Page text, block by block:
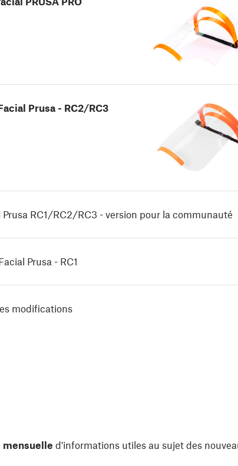
Prusa - RC2/RC3
RC1/RC2/RC3 - version pour la communauté
Prusa - RC1
modifications
mensuelle d'informations utiles au sujet des